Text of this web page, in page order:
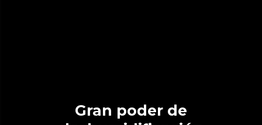
Gran poder de